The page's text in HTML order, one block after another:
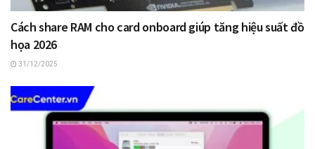
Cách share RAM cho card onboard giúp tăng hiệu suất đồ
họa 2026
31/12/2025